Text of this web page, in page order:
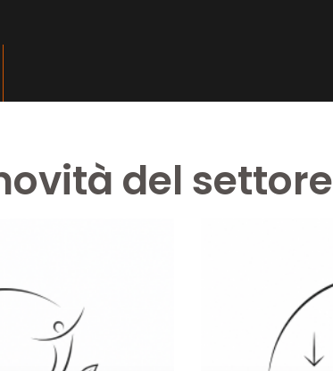
del settore